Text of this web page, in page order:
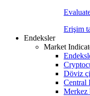
Erişim
Endeksler
Market
Döviz
Central
Merkez